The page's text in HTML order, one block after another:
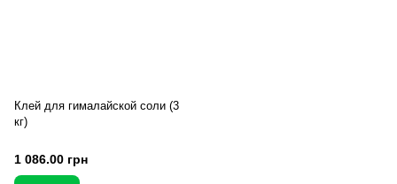
Клей для гималайской соли (3
кг)
1 086.00 грн